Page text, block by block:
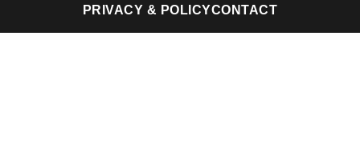
PRIVACY & POLICYCONTACT